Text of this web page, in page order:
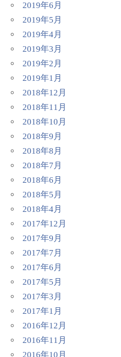
2019年6月
2019年5月
2019年4月
2019年3月
2019年2月
2019年1月
2018年12月
2018年11月
2018年10月
2018年9月
2018年8月
2018年7月
2018年6月
2018年5月
2018年4月
2017年12月
2017年9月
2017年7月
2017年6月
2017年5月
2017年3月
2017年1月
2016年12月
2016年11月
2016年10月